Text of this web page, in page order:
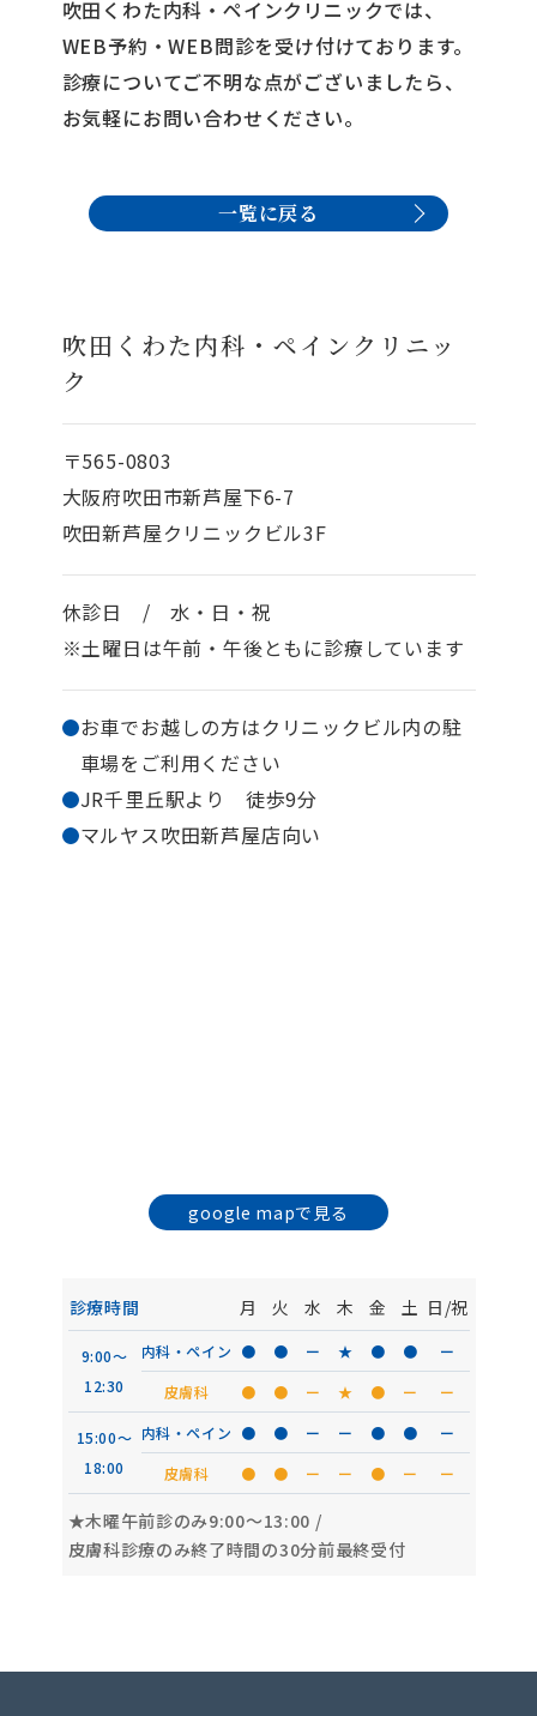
吹田くわた内科・ペインクリニックでは、
WEB予約・WEB問診を受け付けております。
診療についてご不明な点がございましたら、
お気軽にお問い合わせください。
一覧に戻る
吹田くわた内科・ペインクリニッ
ク
〒565-0803
大阪府吹田市新芦屋下6-7
吹田新芦屋クリニックビル3F
休診日 / 水・日・祝
※土曜日は午前・午後ともに診療しています
お車でお越しの方はクリニックビル内の駐
車場を ご利用ください
JR千里丘駅より 徒歩9分
マルヤス吹田新芦屋店向い
google mapで見る
診療時間 月 火 水 木 金 土 日/祝
9:00〜
12:30
内科・ペイン ● ● ー ★ ● ●
ー
皮膚科
● ● ー ★ ● ー ー
15:00〜
18:00
内科・ペイン ● ● ー ー ● ●
ー
皮膚科
● ● ー ー ● ー ー
★木曜午前診のみ9:00〜13:00 /
皮膚科診療のみ終了時間の30分前最終受付